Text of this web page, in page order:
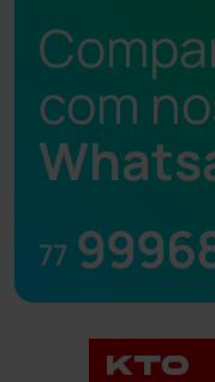
com
77